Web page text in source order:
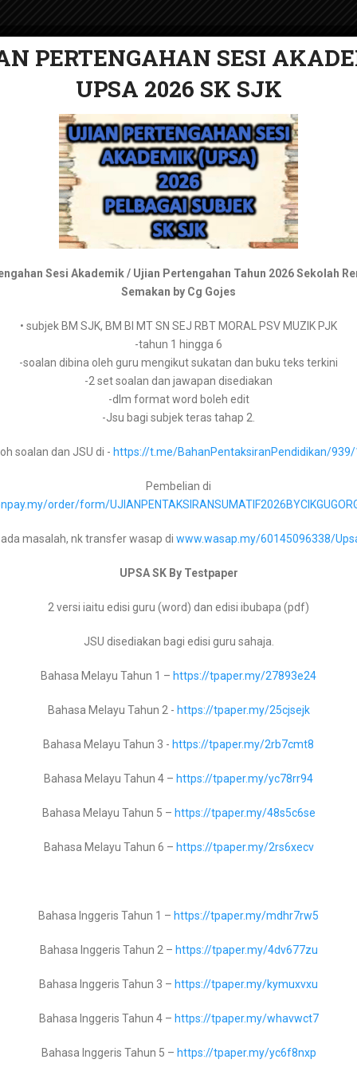
MPT4
Format dan Contoh Matriks
June 12, 2026
Format dan Contoh
Matriks Pembelajaran Tahun 4 akan mula dilaksanakan
PERTENGAHAN SESI
2026 SMK KSSM
Bahasa Melayu Tingkatan 1 –https://tpaper.my/mus4ch7b
Bahasa Melayu Tingkatan 3 –https://tpaper.my/yc2tyzz9
Bahasa Melayu Tingkatan 4 –https://tpaper.my/2p87vkj8
Bahasa Melayu Tingkatan 5 – https://tpaper.my/4mkdjub3
Bahasa Inggeris Tingkatan 1 –https://tpaper.my/2p99b3ck
Bahasa Inggeris Tingkatan 2 –
Bahasa Inggeris Tingkatan 3 – https://tpaper.my/35wu87k4
Bahasa Inggeris Tingkatan 4 – https://tpaper.my/bdh5hdef
Bahasa Inggeris Tingkatan 5 – https://tpaper.my/34xsmmjf
Matematik Tingkatan 1 – https://tpaper.my/yjvryfh5
Matematik Tingkatan 2 – https://tpaper.my/2axzay4n
Matematik Tingkatan 3 – https://tpaper.my/2p8bmhne
Matematik Tingkatan 4 – https://tpaper.my/43zns7ah
Matematik Tingkatan 5 -
Reka Bentuk Teknologi Tingkatan 2 – https://tpaper.my/2cefazxd
Reka Bentuk Teknologi Tingkatan 3 – https://tpaper.my/3nbw7zaf
Asas Sains Komputer Tingkatan 1 – https://tpaper.my/4tccpxt9
Asas Sains Komputer Tingkatan 2 – https://tpaper.my/2p8j2mna
PERTENGAHAN SESI
UPSA 2026 SK SJK
Sesi Akademik / Ujian Pertengahan Tahun 2026 Sekolah
Semakan by Cg Gojes
• subjek BM SJK, BM BI MT SN SEJ RBT MORAL PSV MUZIK PJK
-tahun 1 hingga 6
-soalan dibina oleh guru mengikut sukatan dan buku teks terkini
-2 set soalan dan jawapan disediakan
-dlm format word boleh edit
-Jsu bagi subjek teras tahap 2.
soalan dan JSU di - https://t.me/BahanPentaksiranPendidikan/939/
Pembelian di
order/form/
masalah, nk transfer wasap di www.wasap.my/60145096338/
UPSA SK By Testpaper
2 versi iaitu edisi guru (word) dan edisi ibubapa (pdf)
JSU disediakan bagi edisi guru sahaja.
Bahasa Melayu Tahun 1 – https://tpaper.my/27893e24
Bahasa Melayu Tahun 2 - https://tpaper.my/25cjsejk
Bahasa Melayu Tahun 3 - https://tpaper.my/2rb7cmt8
Bahasa Melayu Tahun 4 – https://tpaper.my/yc78rr94
Bahasa Melayu Tahun 5 – https://tpaper.my/48s5c6se
Bahasa Melayu Tahun 6 – https://tpaper.my/2rs6xecv
Bahasa Inggeris Tahun 1 – https://tpaper.my/mdhr7rw5
Bahasa Inggeris Tahun 2 – https://tpaper.my/4dv677zu
Bahasa Inggeris Tahun 3 – https://tpaper.my/kymuxvxu
Bahasa Inggeris Tahun 4 – https://tpaper.my/whavwct7
Bahasa Inggeris Tahun 5 – https://tpaper.my/yc6f8nxp